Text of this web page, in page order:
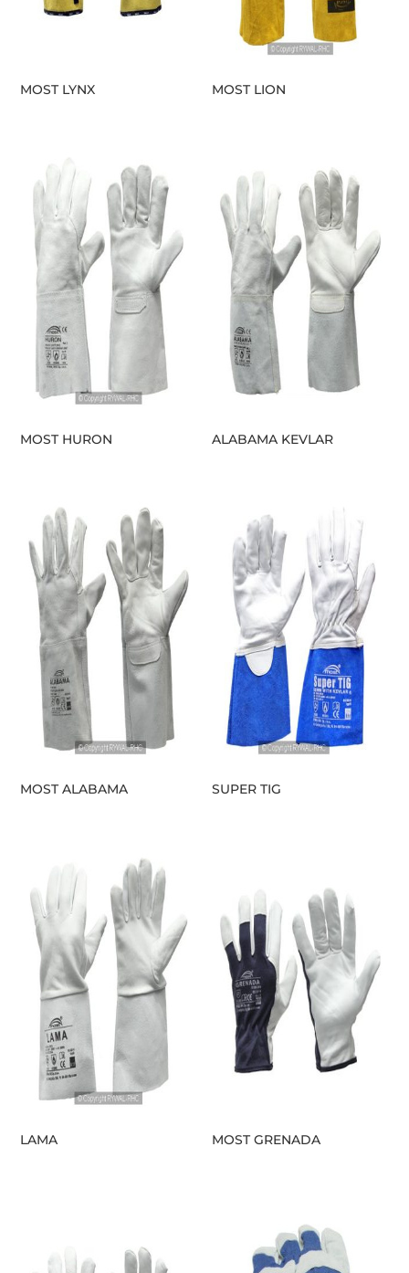
MOST LYNX MOST LION
MOST HURON ALABAMA KEVLAR
MOST ALABAMA SUPER TIG
LAMA MOST GRENADA